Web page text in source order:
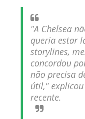
AEW Redemption
Unknown -Jul 27 2026
WWE: Unreal
Unknown- Jul 26 2026
"A Chelsea
queria estar
storylines,
concordou
não precisa
útil,"explicou
recente.